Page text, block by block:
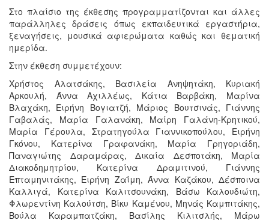
Στο πλαίσιο της έκθεσης προγραμματίζονται και άλλες
παράλληλες δράσεις όπως εκπαιδευτικά εργαστήρια,
ξεναγήσεις, μουσικά αφιερώματα καθώς και θεματική
ημερίδα.
Στην έκθεση συμμετέχουν:
Χρήστος Αλατσάκης, Βασιλεία Ανηψητάκη, Κυριακή
Αρκουλή, Άννα Αχιλλέως, Κάτια Βαρβάκη, Μαρίνα
Βλαχάκη, Ειρήνη Βογιατζή, Μάριος Βουτσινάς, Γιάννης
Γαβαλάς, Μαρία Γαλανάκη, Μαίρη Γαλάνη-Κρητικού,
Μαρία Γέρουλα, Στρατηγούλα Γιαννικοπούλου, Ειρήνη
Γκόνου, Κατερίνα Γραφανάκη, Μαρία Γρηγοριάδη,
Παναγιώτης Δαραμάρας, Δικαία Δεσποτάκη, Μαρία
Διακοδημητρίου, Κατερίνα Δραμιτινού, Γιάννης
Επταμηνιτάκης, Ειρήνη Ζαΐμη, Άννα Καζάκου, Δέσποινα
Καλλιγά, Κατερίνα Καλιτσουνάκη, Βάσω Καλουδιώτη,
Φλωρεντίνη Καλούτση, Βίκυ Καμένου, Μηνάς Καμπιτάκης,
Βούλα Καραμπατζάκη, Βασίλης Κιλιτσλής, Μάρω